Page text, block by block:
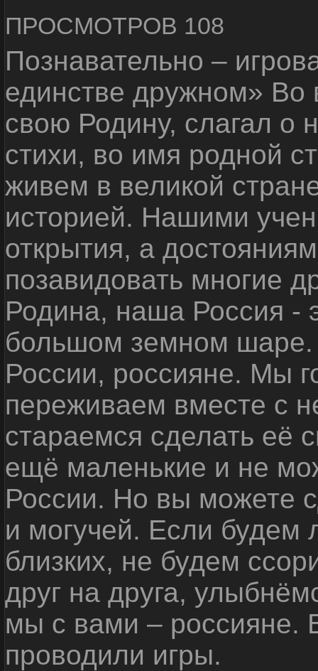
ПРОСМОТРОВ 108
Познавательно –
единстве дружном»
свою Родину, слагал о
стихи, во имя родной
живем в великой
историей. Нашими
открытия, а
позавидовать многие
Родина, наша Россия -
большом земном
России, россияне. Мы
переживаем вместе с
стараемся сделать её
ещё маленькие и не
России. Но вы можете
и могучей. Если будем
близких, не будем
друг на друга,
мы с вами – россияне.
проводили игры.